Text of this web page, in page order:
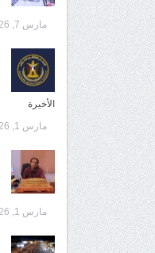
مارس 7, 2026
الأخيرة
مارس 1, 2026
مارس 1, 2026